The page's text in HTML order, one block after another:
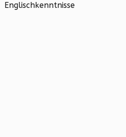
Englischkenntnisse